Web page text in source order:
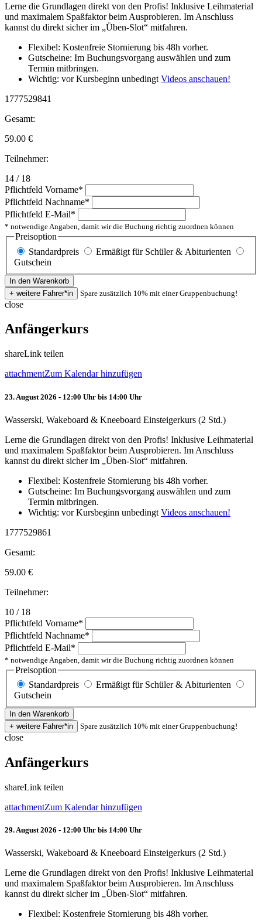
Lerne die Grundlagen direkt von den Profis! Inklusive Leihmaterial
und maximalem Spaßfaktor beim Ausprobieren. Im Anschluss
kannst du direkt sicher im „Üben-Slot“ mitfahren.
Flexibel: Kostenfreie Stornierung bis 48h vorher.
Gutscheine: Im Buchungsvorgang auswählen und zum
Termin mitbringen.
Wichtig: vor Kursbeginn unbedingt Videos anschauen!
1777529841
Gesamt:
59.00 €
Teilnehmer:
14 / 18
Pflichtfeld Vorname*
Pflichtfeld Nachname*
Pflichtfeld E-Mail*
* notwendige Angaben, damit wir die Buchung richtig zuordnen können
Preisoption
Standardpreis
Ermäßigt für Schüler & Abiturienten
Gutschein
Spare zusätzlich 10% mit einer Gruppenbuchung!
close
Anfängerkurs
shareLink teilen
attachmentZum Kalendar hinzufügen
23. August 2026 - 12:00 Uhr bis 14:00 Uhr
Wasserski, Wakeboard & Kneeboard Einsteigerkurs (2 Std.)
Lerne die Grundlagen direkt von den Profis! Inklusive Leihmaterial
und maximalem Spaßfaktor beim Ausprobieren. Im Anschluss
kannst du direkt sicher im „Üben-Slot“ mitfahren.
Flexibel: Kostenfreie Stornierung bis 48h vorher.
Gutscheine: Im Buchungsvorgang auswählen und zum
Termin mitbringen.
Wichtig: vor Kursbeginn unbedingt Videos anschauen!
1777529861
Gesamt:
59.00 €
Teilnehmer:
10 / 18
Pflichtfeld Vorname*
Pflichtfeld Nachname*
Pflichtfeld E-Mail*
* notwendige Angaben, damit wir die Buchung richtig zuordnen können
Preisoption
Standardpreis
Ermäßigt für Schüler & Abiturienten
Gutschein
Spare zusätzlich 10% mit einer Gruppenbuchung!
close
Anfängerkurs
shareLink teilen
attachmentZum Kalendar hinzufügen
29. August 2026 - 12:00 Uhr bis 14:00 Uhr
Wasserski, Wakeboard & Kneeboard Einsteigerkurs (2 Std.)
Lerne die Grundlagen direkt von den Profis! Inklusive Leihmaterial
und maximalem Spaßfaktor beim Ausprobieren. Im Anschluss
kannst du direkt sicher im „Üben-Slot“ mitfahren.
Flexibel: Kostenfreie Stornierung bis 48h vorher.